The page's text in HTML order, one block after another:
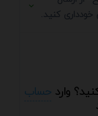
کنید.
وارد حساب